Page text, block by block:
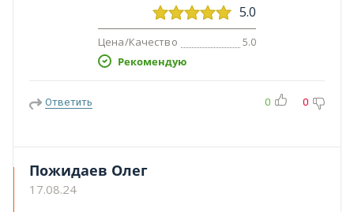
5.0
Цена/Качество 5.0
Рекомендую
Ответить 0 0
Пожидаев Олег
17.08.24